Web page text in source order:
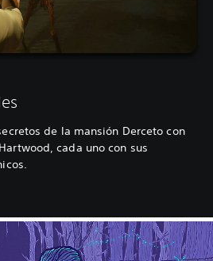
de la mansión Derceto con
cada uno con sus